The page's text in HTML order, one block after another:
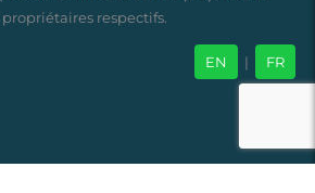
propriétaires respectifs.
EN | FR